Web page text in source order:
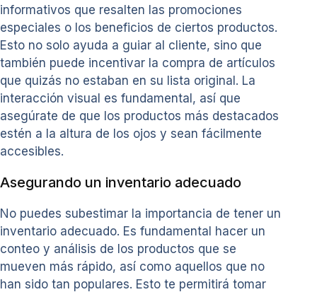
informativos que resalten las promociones
especiales o los beneficios de ciertos productos.
Esto no solo ayuda a guiar al cliente, sino que
también puede incentivar la compra de artículos
que quizás no estaban en su lista original. La
interacción visual es fundamental, así que
asegúrate de que los productos más destacados
estén a la altura de los ojos y sean fácilmente
accesibles.
Asegurando un inventario adecuado
No puedes subestimar la importancia de tener un
inventario adecuado. Es fundamental hacer un
conteo y análisis de los productos que se
mueven más rápido, así como aquellos que no
han sido tan populares. Esto te permitirá tomar